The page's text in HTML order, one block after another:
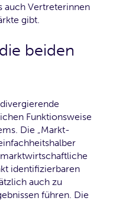
auch Vertreterinnen
gibt.
beiden
Funktionsweise
Die „Markt-
identifizierbaren
auch zu
führen. Die